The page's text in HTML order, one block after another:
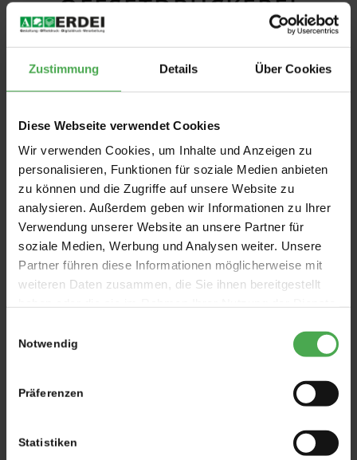
Zustimmung Details Über Cookies
Diese Webseite verwendet Cookies
Wir verwenden Cookies, um Inhalte und Anzeigen zu
personalisieren, Funktionen für soziale Medien anbieten
zu können und die Zugriffe auf unsere Website zu
analysieren. Außerdem geben wir Informationen zu Ihrer
Verwendung unserer Website an unsere Partner für
soziale Medien, Werbung und Analysen weiter. Unsere
Partner führen diese Informationen möglicherweise mit
weiteren Daten zusammen, die Sie ihnen bereitgestellt
Notwendig
Präferenzen
Statistiken
FFSETDRUCKEREI E
RDEI
Für besondere visuelle und haptische Effekte ist die
Heißfolienprägung eine besondere Art zur Veredelung
hergestellten Druckprodukten.
benötigt. Dieses wird in der Maschine erhitzt, und
damit die Folie auf das Papier gepresst. Wir verwenden
unseren Heidelberger Tiegel mit Heizelement.